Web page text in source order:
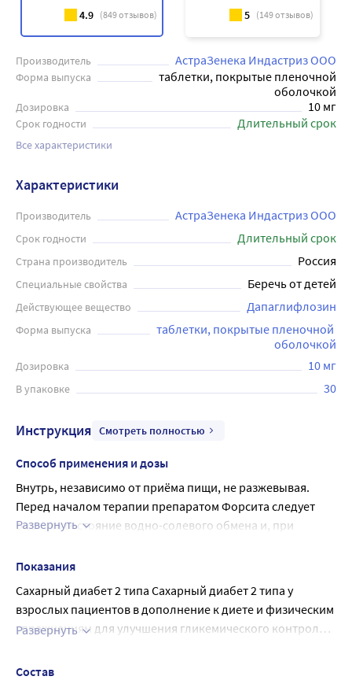
4.9 (849отзывов) 5 (149отзывов)
Производитель АстраЗенека Индастриз ООО
Форма выпуска
таблетки, покрытые пленочной
оболочкой
Дозировка 10 мг
Срок годности Длительный срок
Все характеристики
Характеристики
Производитель АстраЗенека Индастриз ООО
Срок годности Длительный срок
Страна производитель Россия
Специальные свойства Беречь от детей
Действующее вещество Дапаглифлозин
Форма выпуска
таблетки, покрытые пленочной
оболочкой
Дозировка 10 мг
В упаковке 30
Инструкция Смотреть полностью
Способ применения и дозы
Внутрь, независимо от приёма пищи, не разжевывая.
Перед началом терапии препаратом Форсита следует
оценить состояние водно-солевого обмена и, при
крови (ОЦК).
Монотерапия: рекомендуемая доза препарата Форсига
составляет 10 мг один раз в сутки.
Комбинированная терапия: рекомендуемая доза
комбинации с метформином, производными
Развернуть
Показания
Сахарный диабет 2 типа Сахарный диабет 2 типа у
взрослых пациентов в дополнение к диете и физическим
упражнениям для улучшения гликемического контроля в
невозможно ввиду непереносимости; комбинированной
наличие не менее одного фактора риска:
Развернуть
Состав